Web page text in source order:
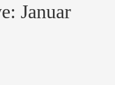
Januar